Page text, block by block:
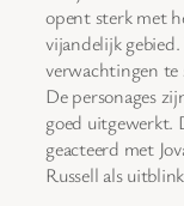
opent sterk met
vijandelijk
verwachtingen
De personages
goed uitgewerkt.
geacteerd met
Russell als